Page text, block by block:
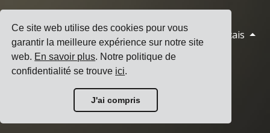
Ce site web utilise des cookies pour vous
garantir la meilleure expérience sur notre site
web. En savoir plus. Notre politique de
confidentialité se trouve ici.
J'ai compris
© 2026 Cargoson.com Français
Enregistré sous le nom de Cargoson OÜ en Estonie.
N° d'enregistrement : 14545832. TVA : EE102137680.
Siège social : Pärnu mnt. 141, 11314 Tallinn, Estonie
·hello@cargoson.com